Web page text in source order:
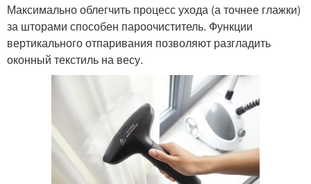
Максимально облегчить процесс ухода (а точнее глажки)
за шторами способен пароочиститель. Функции
вертикального отпаривания позволяют разгладить
оконный текстиль на весу.